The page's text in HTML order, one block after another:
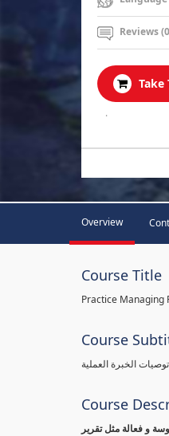
Reviews
Take
.
Overview
Course Title
Course
الخبرة العملية
Course
و فعالة مثل تقرير